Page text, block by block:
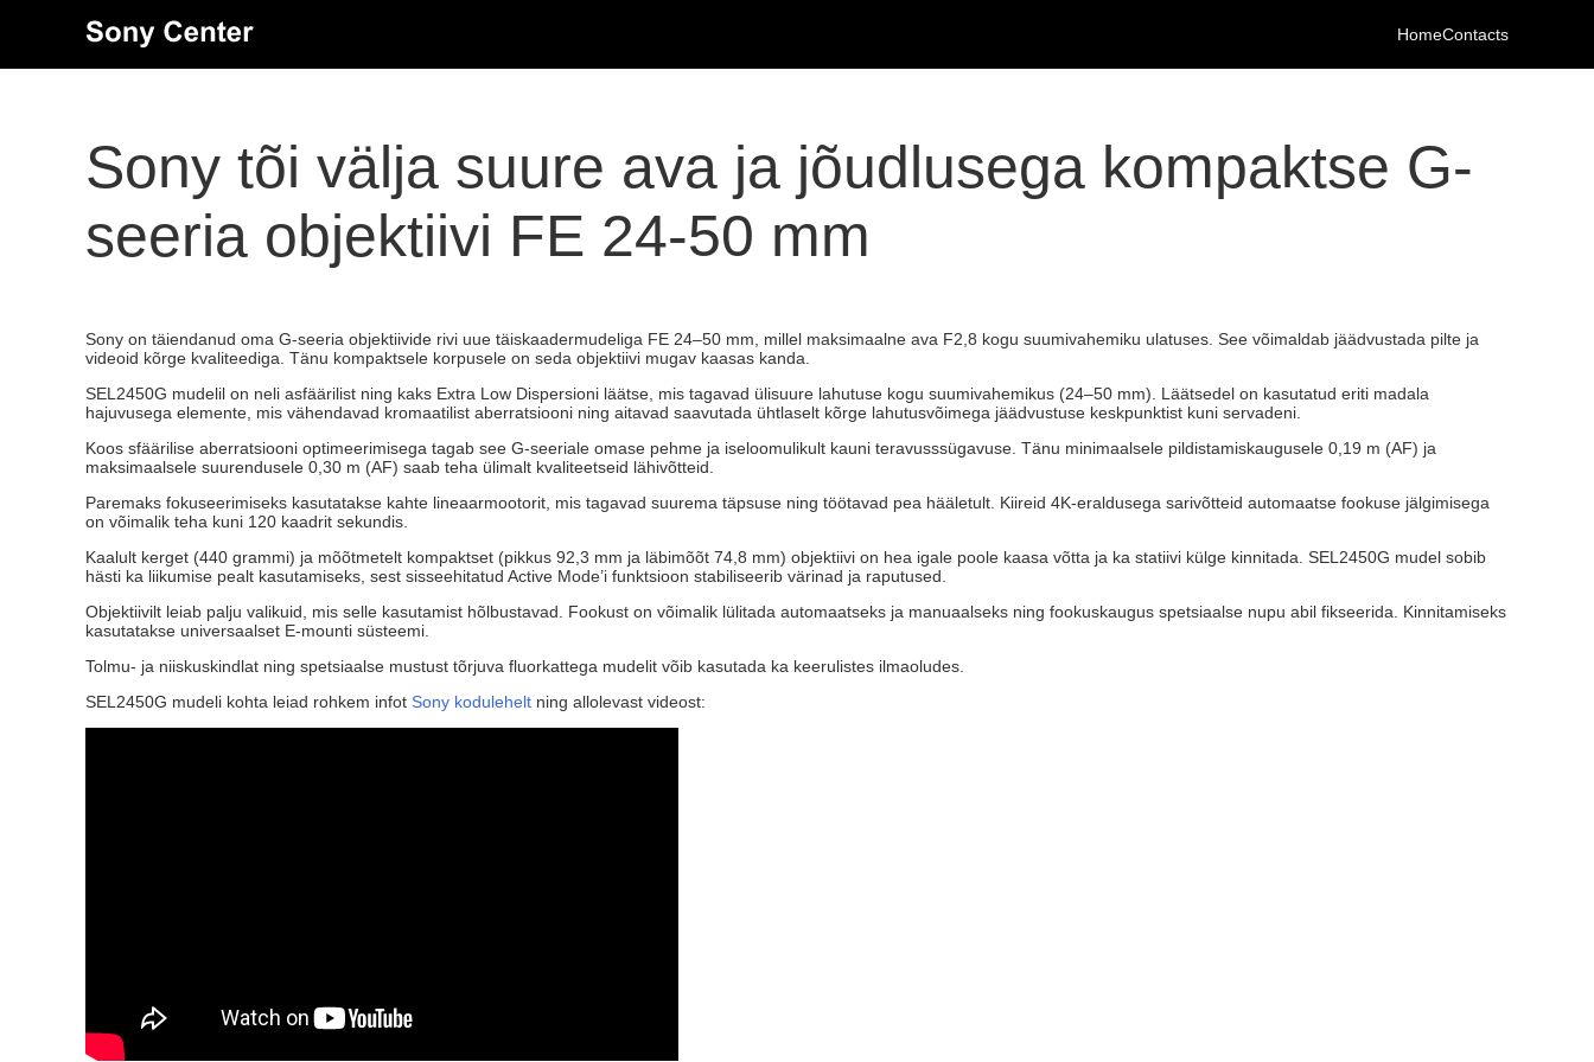
HomeContacts
Sony tõi välja suure ava ja jõudlusega kompaktse G-
seeria objektiivi FE 24-50 mm
Sony on täiendanud oma G-seeria objektiivide rivi uue täiskaadermudeliga FE 24–50 mm, millel maksimaalne ava F2,8 kogu suumivahemiku ulatuses. See võimaldab jäädvustada pilte ja
videoid kõrge kvaliteediga. Tänu kompaktsele korpusele on seda objektiivi mugav kaasas kanda.
SEL2450G mudelil on neli asfäärilist ning kaks Extra Low Dispersioni läätse, mis tagavad ülisuure lahutuse kogu suumivahemikus (24–50 mm). Läätsedel on kasutatud eriti madala
hajuvusega elemente, mis vähendavad kromaatilist aberratsiooni ning aitavad saavutada ühtlaselt kõrge lahutusvõimega jäädvustuse keskpunktist kuni servadeni.
Koos sfäärilise aberratsiooni optimeerimisega tagab see G-seeriale omase pehme ja iseloomulikult kauni teravusssügavuse. Tänu minimaalsele pildistamiskaugusele 0,19 m (AF) ja
maksimaalsele suurendusele 0,30 m (AF) saab teha ülimalt kvaliteetseid lähivõtteid.
Paremaks fokuseerimiseks kasutatakse kahte lineaarmootorit, mis tagavad suurema täpsuse ning töötavad pea hääletult. Kiireid 4K-eraldusega sarivõtteid automaatse fookuse jälgimisega
on võimalik teha kuni 120 kaadrit sekundis.
Kaalult kerget (440 grammi) ja mõõtmetelt kompaktset (pikkus 92,3 mm ja läbimõõt 74,8 mm) objektiivi on hea igale poole kaasa võtta ja ka statiivi külge kinnitada. SEL2450G mudel sobib
hästi ka liikumise pealt kasutamiseks, sest sisseehitatud Active Mode’i funktsioon stabiliseerib värinad ja raputused.
Objektiivilt leiab palju valikuid, mis selle kasutamist hõlbustavad. Fookust on võimalik lülitada automaatseks ja manuaalseks ning fookuskaugus spetsiaalse nupu abil fikseerida. Kinnitamiseks
kasutatakse universaalset E-mounti süsteemi.
Tolmu- ja niiskuskindlat ning spetsiaalse mustust tõrjuva fluorkattega mudelit võib kasutada ka keerulistes ilmaoludes.
SEL2450G mudeli kohta leiad rohkem infot Sony kodulehelt ning allolevast videost: